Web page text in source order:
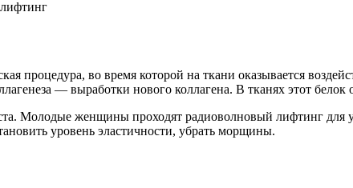
процедура, во время которой на ткани оказывается
— выработки нового коллагена. В тканях этот белок
Молодые женщины проходят радиоволновый лифтинг для
уровень эластичности, убрать морщины.